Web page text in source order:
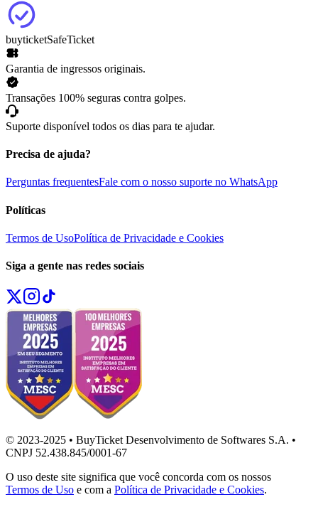
buyticketSafeTicket
Garantia de ingressos originais.
Transações 100% seguras contra golpes.
Suporte disponível todos os dias para te ajudar.
Precisa de ajuda?
Perguntas frequentesFale com o nosso suporte no WhatsApp
Políticas
Termos de UsoPolítica de Privacidade e Cookies
Siga a gente nas redes sociais
© 2023-2025 • BuyTicket Desenvolvimento de Softwares S.A. •
CNPJ 52.438.845/0001-67
O uso deste site significa que você concorda com os nossos
Termos de Uso e com a Política de Privacidade e Cookies.